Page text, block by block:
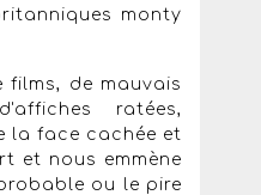
monty
de mauvais
ratées,
la face cachée et
et nous emmène
ou le pire